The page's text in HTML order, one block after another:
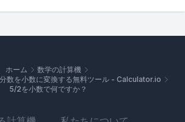
ホーム
数学の計算機
数を小数に変換する無料ツール - Calculator.io
5/2を小数で何ですか？